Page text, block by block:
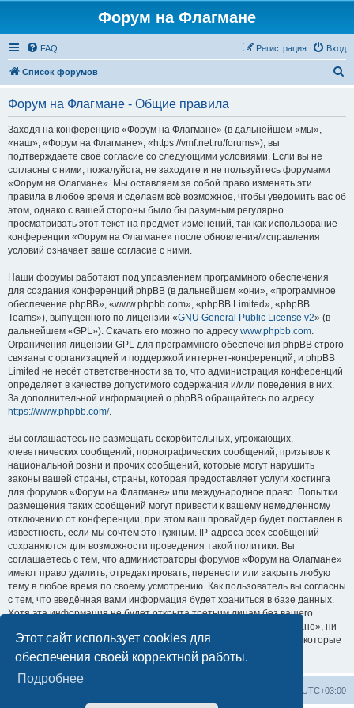
Этот сайт использует cookies для
обеспечения своей корректной работы.
Подробнее
Форум на Флагмане
FAQ Вход
Регистрация
Список форумов
Форум на Флагмане - Общие правила
Заходя на конференцию «Форум на Флагмане» (в дальнейшем «мы»,
«наш», «Форум на Флагмане», «https://vmf.net.ru/forums»), вы
подтверждаете своё согласие со следующими условиями. Если вы не
согласны с ними, пожалуйста, не заходите и не пользуйтесь форумами
«Форум на Флагмане». Мы оставляем за собой право изменять эти
правила в любое время и сделаем всё возможное, чтобы уведомить вас об
этом, однако с вашей стороны было бы разумным регулярно
просматривать этот текст на предмет изменений, так как использование
конференции «Форум на Флагмане» после обновления/исправления
условий означает ваше согласие с ними.
Наши форумы работают под управлением программного обеспечения
для создания конференций phpBB (в дальнейшем «они», «программное
обеспечение phpBB», «www.phpbb.com», «phpBB Limited», «phpBB
Teams»), выпущенного по лицензии «GNU General Public License v2» (в
дальнейшем «GPL»). Скачать его можно по адресу www.phpbb.com.
Ограничения лицензии GPL для программного обеспечения phpBB строго
связаны с организацией и поддержкой интернет-конференций, и phpBB
Limited не несёт ответственности за то, что администрация конференций
определяет в качестве допустимого содержания и/или поведения в них.
За дополнительной информацией о phpBB обращайтесь по адресу
https://www.phpbb.com/.
Вы соглашаетесь не размещать оскорбительных, угрожающих,
клеветнических сообщений, порнографических сообщений, призывов к
национальной розни и прочих сообщений, которые могут нарушить
законы вашей страны, страны, которая предоставляет услуги хостинга
для форумов «Форум на Флагмане» или международное право. Попытки
размещения таких сообщений могут привести к вашему немедленному
отключению от конференции, при этом ваш провайдер будет поставлен в
известность, если мы сочтём это нужным. IP-адреса всех сообщений
сохраняются для возможности проведения такой политики. Вы
соглашаетесь с тем, что администраторы форумов «Форум на Флагмане»
имеют право удалить, отредактировать, перенести или закрыть любую
тему в любое время по своему усмотрению. Как пользователь вы согласны
с тем, что введённая вами информация будет храниться в базе данных.
Хотя эта информация не будет открыта третьим лицам без вашего
разрешения, ни администрация конференции «Форум на Флагмане», ни
phpBB Limited не может быть ответственна за действия хакеров, которые
могут привести к несанкционированному доступу к ней.
UTC+03:00